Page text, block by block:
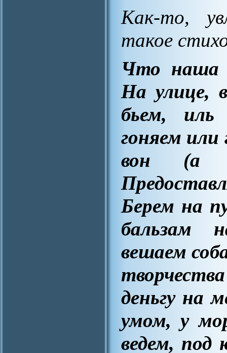
Как-то,
такое
Что наша
На улице,
бьем,
гоняем или
вон (а
Берем на
бальзам
вешаем
деньгу на
умом, у
ведем, под